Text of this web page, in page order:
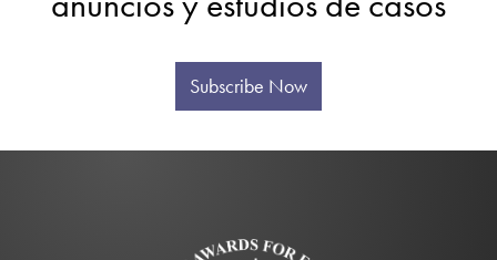
Subscribe Now